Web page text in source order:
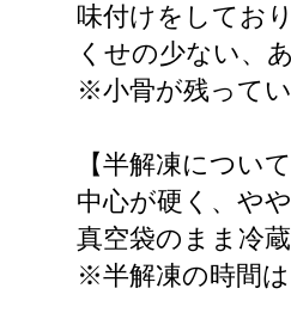
味付けをしてお
くせの少ない、
※小骨が残って
【半解凍について
中心が硬く、や
真空袋のまま冷
※半解凍の時間